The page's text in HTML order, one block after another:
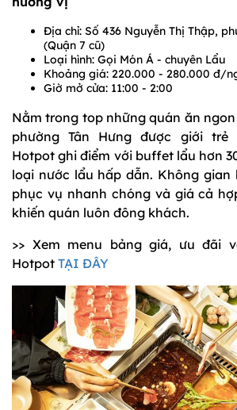
Địa chỉ: Số 436 Nguyễn Thị Thập,
(Quận 7 cũ)
Loại hình: Gọi Món Á - chuyên Lẩu
Khoảng giá: 220.000 - 280.000 đ/
Giờ mở cửa: 11:00 - 2:00
Nằm trong top những quán ăn
phường Tân Hưng được giới trẻ
Hotpot ghi điểm với buffet lẩu hơn
loại nước lẩu hấp dẫn. Không gian
phục vụ nhanh chóng và giá cả
khiến quán luôn đông khách.
>> Xem menu bảng giá, ưu đãi
Hotpot TẠI ĐÂY